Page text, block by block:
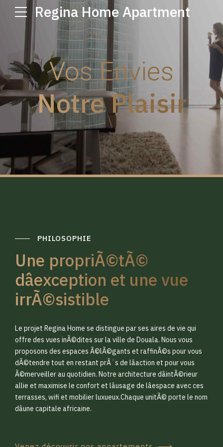
Regina Home Apartment
Vos Envies
Notre Plaisir
PHILOSOPHIE
Une propriÃ©tÃ©
dâexception et une vue
irrÃ©sistible
Le projet Regina Home se distingue par ses aires de vie qui
offre des vues inÃ©dites sur la ville de Douala. Nous vous
proposons des espaces Ã©lÃ©gants et raffinÃ©s pour vous
dÃ©tendre tout en restant prÃ¨s de lâaction et pour vous
Ã©merveiller au quotidien. Notre architecture dâintÃ©rieur
allie et maximise le confort et lâusage de lâespace avec ces
terrasses, wifi et mobilier luxueux.Chaque unitÃ© porte le nom
dâune capitale africaine.
0
1
2
3
0
1
2
3